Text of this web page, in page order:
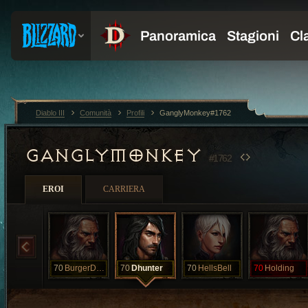
GANGLYMONKEY #1762
EROI CARRIERA
70 BurgerDreams 70 Dhunter 70 HellsBell 70 Holding
Diablo III Comunità Profili GanglyMonkey#1762